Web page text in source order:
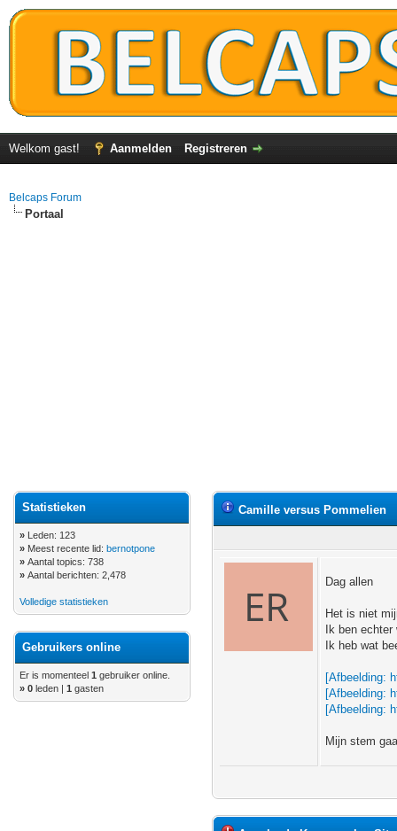
Welkom gast! Aanmelden Registreren
Belcaps Forum
Portaal
Statistieken
» Leden: 123
» Meest recente lid: bernotpone
» Aantal topics: 738
» Aantal berichten: 2,478
Volledige statistieken
Gebruikers online
Er is momenteel 1 gebruiker online.
» 0 leden | 1 gasten
Camille versus Pommelien
Dag allen
Het is niet
Ik ben
Ik heb wat
[Afbeelding:
[Afbeelding:
[Afbeelding:
Mijn stem